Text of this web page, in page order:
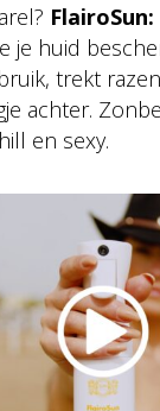
FlairoSun:
je huid
trekt
achter.
en sexy.